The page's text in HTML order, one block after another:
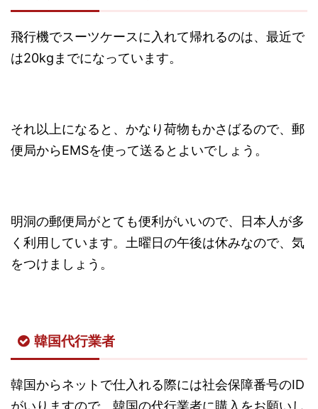
飛行機でスーツケースに入れて帰れるのは、最近で
は20kgまでになっています。
それ以上になると、かなり荷物もかさばるので、郵
便局からEMSを使って送るとよいでしょう。
明洞の郵便局がとても便利がいいので、日本人が多
く利用しています。土曜日の午後は休みなので、気
をつけましょう。
韓国代行業者
韓国からネットで仕入れる際には社会保障番号のID
がいりますので、韓国の代行業者に購入をお願いし